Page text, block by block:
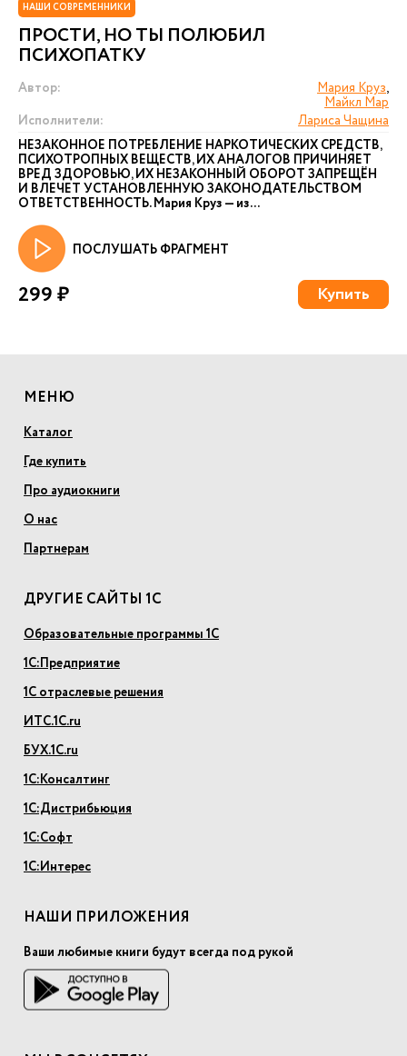
НАШИ СОВРЕМЕННИКИ
ПРОСТИ, НО ТЫ ПОЛЮБИЛ
ПСИХОПАТКУ
Автор: Мария Круз,
Майкл Мар
Исполнители:
Лариса Чащина
НЕЗАКОННОЕ ПОТРЕБЛЕНИЕ НАРКОТИЧЕСКИХ СРЕДСТВ,
ПСИХОТРОПНЫХ ВЕЩЕСТВ, ИХ АНАЛОГОВ ПРИЧИНЯЕТ
ВРЕД ЗДОРОВЬЮ, ИХ НЕЗАКОННЫЙ ОБОРОТ ЗАПРЕЩЁН
И ВЛЕЧЕТ УСТАНОВЛЕННУЮ ЗАКОНОДАТЕЛЬСТВОМ
ОТВЕТСТВЕННОСТЬ. Мария Круз — из...
ПОСЛУШАТЬ ФРАГМЕНТ
299 ₽ Купить
МЕНЮ
Каталог
Где купить
Про аудиокниги
О нас
Партнерам
ДРУГИЕ САЙТЫ 1С
Образовательные программы 1С
1С:Предприятие
1С отраслевые решения
ИТС.1С.ru
БУХ.1С.ru
1С:Консалтинг
1С:Дистрибьюция
1С:Софт
1С:Интерес
НАШИ ПРИЛОЖЕНИЯ
Ваши любимые книги будут всегда под рукой